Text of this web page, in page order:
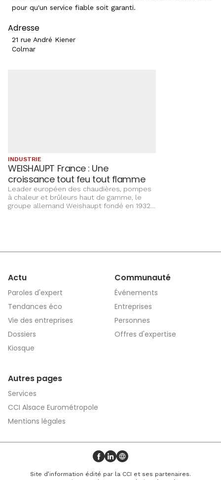
pour qu'un service fiable soit garanti.
Adresse
21 rue André Kiener
Colmar
INDUSTRIE
WEISHAUPT France : Une
croissance tout feu tout flamme
Leader européen des chaudières, pompes
à chaleur et brûleurs haut de gamme, le
groupe allemand Weishaupt fondé en 1932
Actu
Paroles d'expert
Tendances éco
Vie des entreprises
Dossiers
Kiosque
Communauté
Événements
Entreprises
Personnes
Offres d'expertise
Autres pages
Services
CCI Alsace Eurométropole
Mentions légales
Profil Facebook
Profil LinkedIn
Site web
Site d’information édité par la CCI et ses partenaires.